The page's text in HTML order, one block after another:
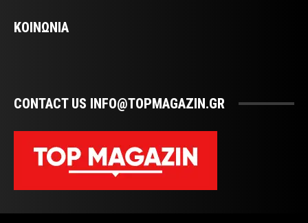
ΚΟΙΝΩΝΙΑ
CONTACT US INFO@TOPMAGAZIN.GR